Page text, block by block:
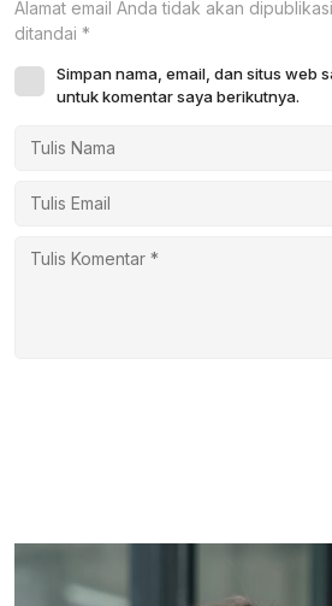
Alamat email Anda tidak akan
ditandai *
Simpan nama, email, dan situs web
untuk komentar saya berikutnya.